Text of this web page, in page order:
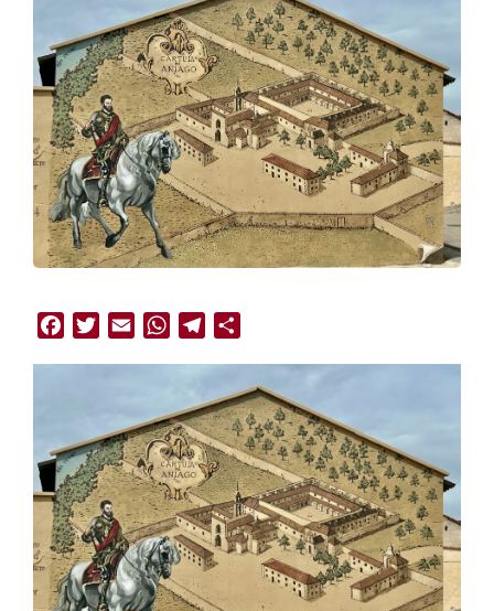
Facebook
Twitter
Email WhatsAppTelegram